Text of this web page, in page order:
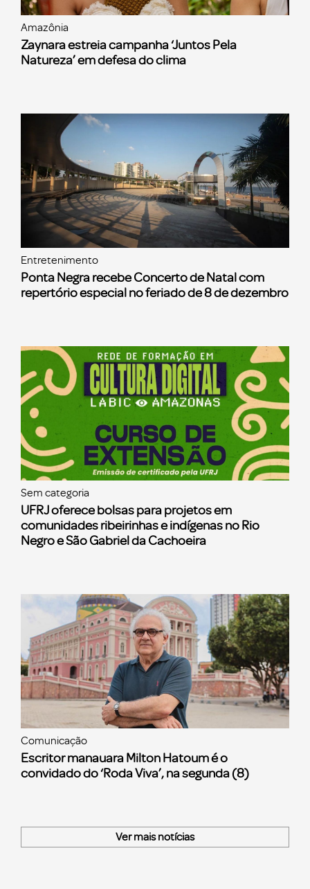
Amazônia
Zaynara estreia campanha ‘Juntos Pela
Natureza’ em defesa do clima
Entretenimento
Ponta Negra recebe Concerto de Natal com
repertório especial no feriado de 8 de dezembro
Sem categoria
UFRJ oferece bolsas para projetos em
comunidades ribeirinhas e indígenas no Rio
Negro e São Gabriel da Cachoeira
Comunicação
Escritor manauara Milton Hatoum é o
convidado do ‘Roda Viva’, na segunda (8)
Ver mais notícias